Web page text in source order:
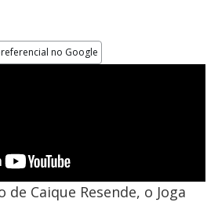
no Google
Caique Resende, o Joga